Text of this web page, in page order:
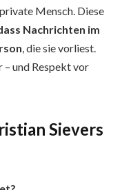
Mensch. Diese
Nachrichten im
, die sie vorliest.
– und Respekt vor
Sievers